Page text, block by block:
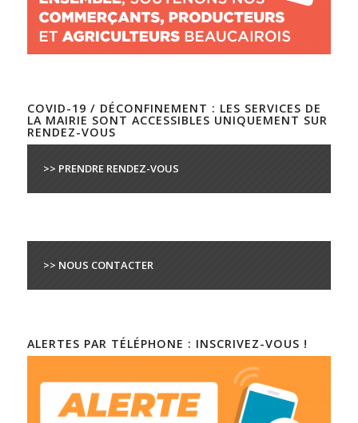
COVID-19 / DÉCONFINEMENT : LES SERVICES DE
LA MAIRIE SONT ACCESSIBLES UNIQUEMENT SUR
RENDEZ-VOUS
>> PRENDRE RENDEZ-VOUS
>> NOUS CONTACTER
ALERTES PAR TÉLÉPHONE : INSCRIVEZ-VOUS !